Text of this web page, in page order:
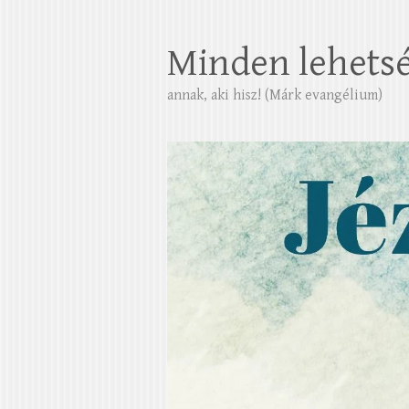
Minden
annak, aki hisz! (Márk evangélium)